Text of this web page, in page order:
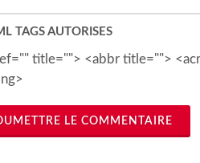
TAGS AUTORISES
title=""> <abbr title="">
LE COMMENTAIRE